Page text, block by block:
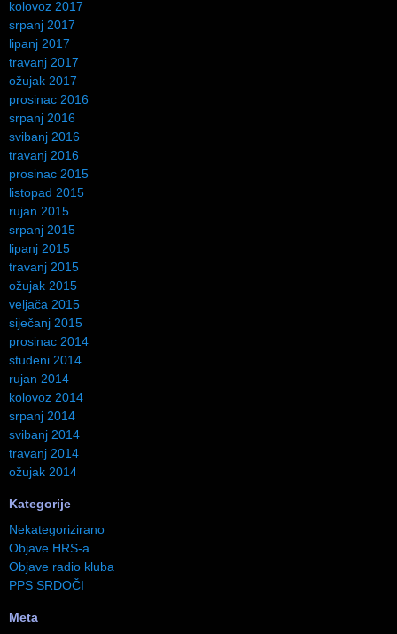
kolovoz 2017
srpanj 2017
lipanj 2017
travanj 2017
ožujak 2017
prosinac 2016
srpanj 2016
svibanj 2016
travanj 2016
prosinac 2015
listopad 2015
rujan 2015
srpanj 2015
lipanj 2015
travanj 2015
ožujak 2015
veljača 2015
siječanj 2015
prosinac 2014
studeni 2014
rujan 2014
kolovoz 2014
srpanj 2014
svibanj 2014
travanj 2014
ožujak 2014
Kategorije
Nekategorizirano
Objave HRS-a
Objave radio kluba
PPS SRDOČI
Meta